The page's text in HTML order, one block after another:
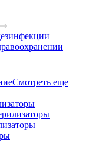
Смотреть еще